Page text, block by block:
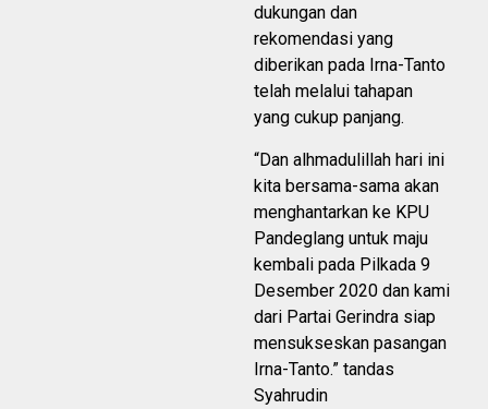
dukungan dan
rekomendasi yang
diberikan pada Irna-Tanto
telah melalui tahapan
yang cukup panjang.
“Dan alhmadulillah hari ini
kita bersama-sama akan
menghantarkan ke KPU
Pandeglang untuk maju
kembali pada Pilkada 9
Desember 2020 dan kami
dari Partai Gerindra siap
mensukseskan pasangan
Irna-Tanto.” tandas
Syahrudin